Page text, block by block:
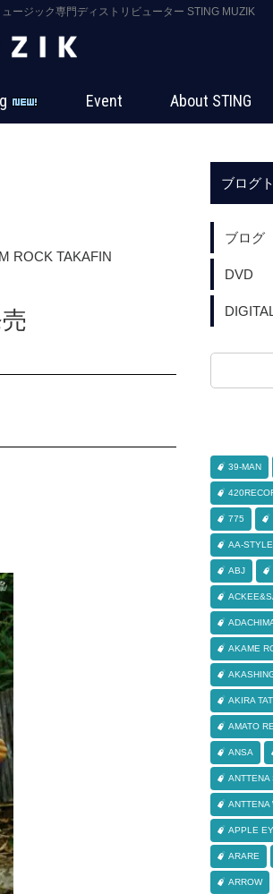
ージック専門ディストリビューター STING MUZIK
Event About STING
ROCK TAKAFIN
ブログ
ブログ
DVD
39-MAN
775
AA-STYLE
ABJ
AKAME
AKIRA
AMATO
ANSA
ANTTENA
ANTTENA
APPLE
ARARE
ARROW